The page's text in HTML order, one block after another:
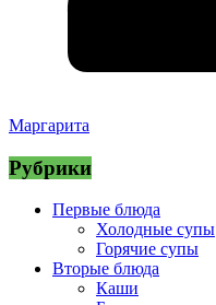
Маргарита
Рубрики
Первые блюда
Холодные супы
Горячие супы
Вторые блюда
Каши